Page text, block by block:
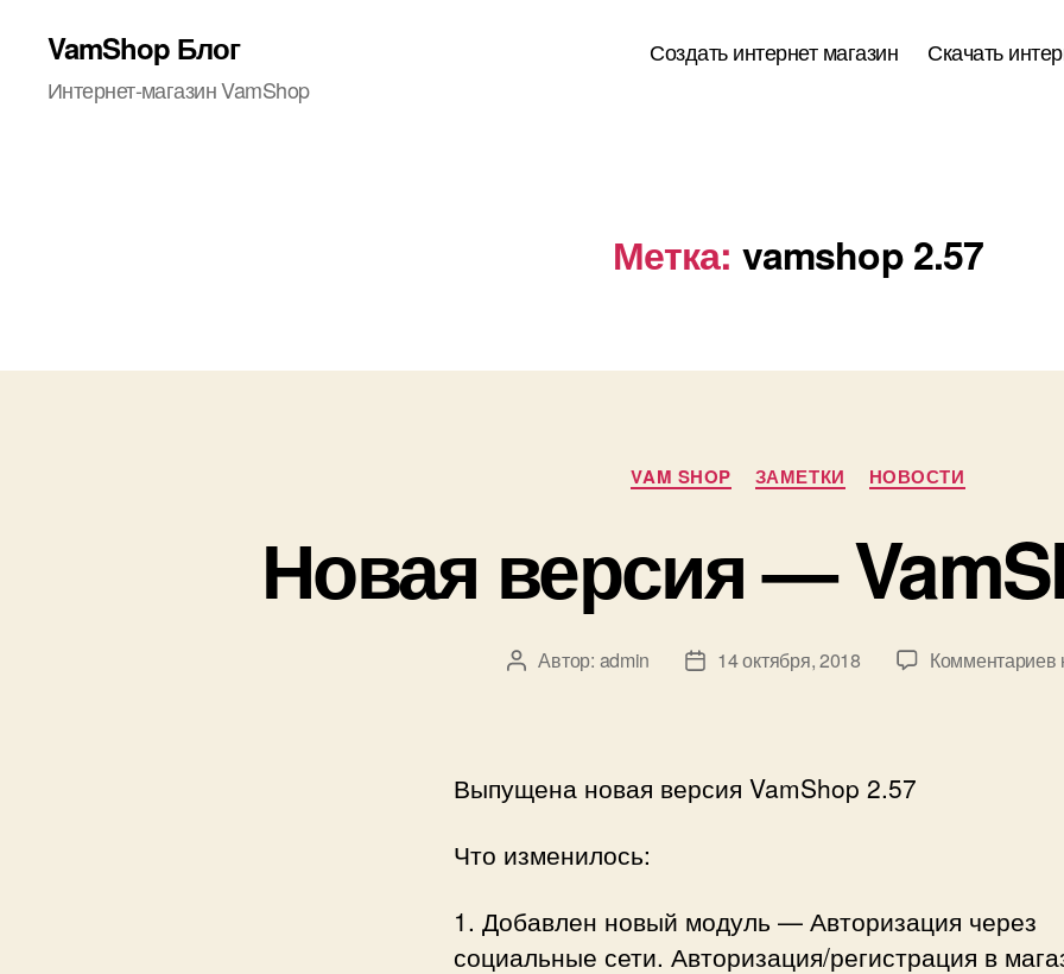
VamShop Блог
Интернет-магазин VamShop
Создать интернет магазин Скачать
Метка: vamshop 2.57
Рубрики
VAM SHOP ЗАМЕТКИ НОВОСТИ
Новая версия —
Автор
Автор: admin
Дата14 октября, 2018 Комментариевк
Выпущена новая версия VamShop 2.57
Что изменилось:
1. Добавлен новый модуль — Авторизация через
социальные сети. Авторизация/регистрация в